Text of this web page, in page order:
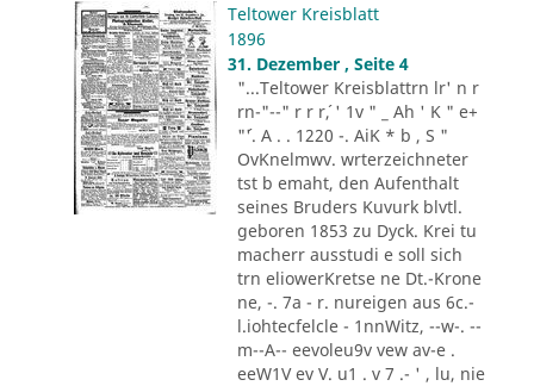
Teltower Kreisblatt
1896
31. Dezember , Seite 4
"...Teltower Kreisblattrn lr' n r
rn-"--" r r r´, ' 1v " _ Ah ' K " e+
"´'. A . . 1220 -. AiK * b , S "
OvKnelmwv. wrterzeichneter
tst b emaht, den Aufenthalt
seines Bruders Kuvurk blvtl.
geboren 1853 zu Dyck. Krei tu
macherr ausstudi e soll sich
trn eliowerKretse ne Dt.-Krone
ne, -. 7a - r. nureigen aus 6c.-
l.iohtecfelcle - 1nnWitz, --w-. --
m--A-- eevoleu9v vew av-e .
eeW1V ev V. u1 . v 7 .- ' , lu, nie